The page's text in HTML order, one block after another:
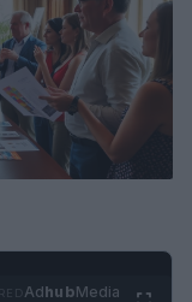
AdhubMedia